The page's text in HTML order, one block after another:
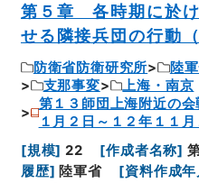
第５章 各時期に於
せる隣接兵団の行動（
防衛省防衛研究所 陸
支那事変
上海・南京
第１３師団上海附近の
１月２日～１２年１１月
[規模] 22 [作成者名称]
履歴] 陸軍省 [資料作成年